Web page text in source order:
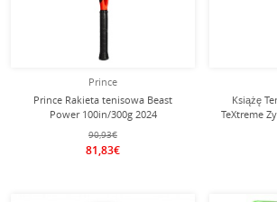
Prince
Prince Rakieta tenisowa Beast
Power 100in/300g 2024
90,93€
81,83€
Książę
TeXtreme